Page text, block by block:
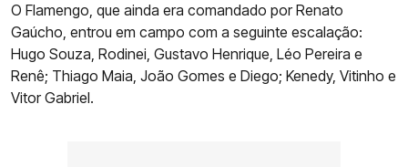
O Flamengo, que ainda era comandado por Renato
Gaúcho, entrou em campo com a seguinte escalação:
Hugo Souza, Rodinei, Gustavo Henrique, Léo Pereira e
Renê; Thiago Maia, João Gomes e Diego; Kenedy, Vitinho e
Vitor Gabriel.